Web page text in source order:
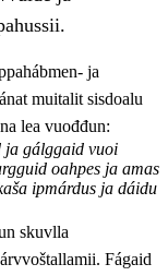
oahppahábmen
ja
muitalit sisdoalu
lea vuođđun:
ja gálggaid vuoi
oahpes ja amas
ipmárdus ja dáidu
skuvlla
Fágaid